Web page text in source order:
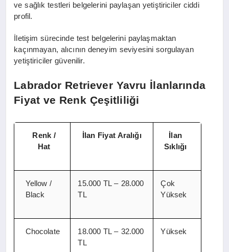
ve sağlık testleri belgelerini paylaşan yetiştiriciler ciddi
profil.
İletişim sürecinde test belgelerini paylaşmaktan
kaçınmayan, alıcının deneyim seviyesini sorgulayan
yetiştiriciler güvenilir.
Labrador Retriever Yavru İlanlarında
Fiyat ve Renk Çeşitliliği
Renk /
Hat
İlan Fiyat Aralığı
İlan
Sıklığı
Yellow /
Black
15.000 TL – 28.000
TL
Çok
Yüksek
Chocolate
18.000 TL – 32.000
TL
Yüksek